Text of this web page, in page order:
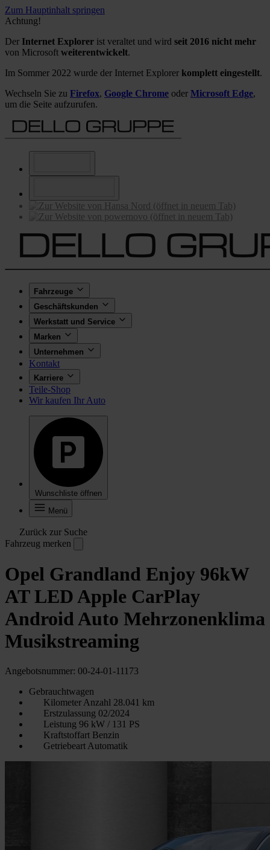
Zum Hauptinhalt springen
Achtung!
Der Internet Explorer ist veraltet und wird seit 2016 nicht mehr
von Microsoft weiterentwickelt.
Im Sommer 2022 wurde der Internet Explorer komplett eingestellt.
Wechseln Sie zu Firefox, Google Chrome oder Microsoft Edge,
um die Seite aufzurufen.
Fahrzeuge
Geschäftskunden
Werkstatt und Service
Marken
Unternehmen
Kontakt
Karriere
Teile-Shop
Wir kaufen Ihr Auto
Wunschliste öffnen
Menü
Zurück zur Suche
Fahrzeug merken
Opel Grandland Enjoy 96kW
AT LED Apple CarPlay
Android Auto Mehrzonenklima
Musikstreaming
Angebotsnummer: 00-24-01-11173
Gebrauchtwagen
Kilometer Anzahl 28.041 km
Erstzulassung 02/2024
Leistung 96 kW / 131 PS
Kraftstoffart Benzin
Getriebeart Automatik